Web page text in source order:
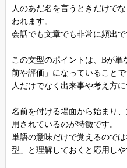
人のあだ名を言うときだけで
われます。
会話でも文章でも非常に頻出で
この文型のポイントは、Bが
前や評価」になっていることで
人だけでなく出来事や考え方に
名前を付ける場面から始まり
用されているのが特徴です。
単語の意味だけで覚えるので
型」と理解しておくと応用しや